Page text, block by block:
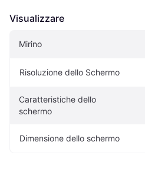
Visualizzare
Mirino
Risoluzione dello Schermo
Caratteristiche dello
schermo
Dimensione dello schermo